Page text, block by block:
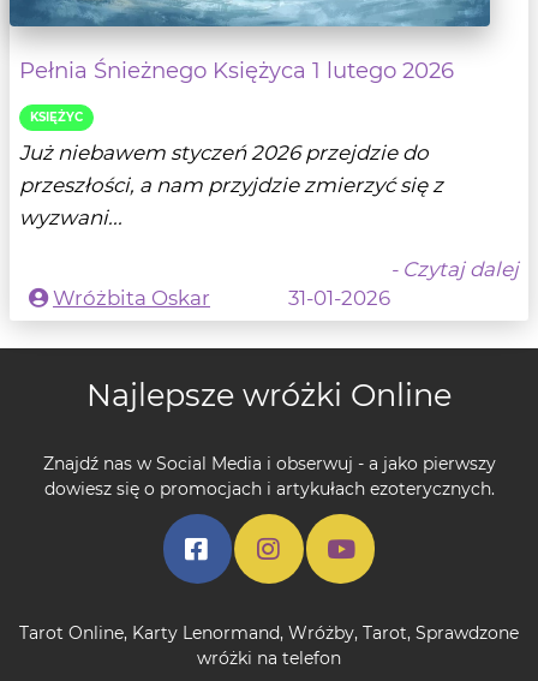
Pełnia Śnieżnego Księżyca 1 lutego 2026
KSIĘŻYC
Już niebawem styczeń 2026 przejdzie do
przeszłości, a nam przyjdzie zmierzyć się z
wyzwani...
- Czytaj dalej
Wróżbita Oskar
31-01-2026
Najlepsze wróżki Online
Znajdź nas w Social Media i obserwuj - a jako pierwszy
dowiesz się o promocjach i artykułach ezoterycznych.
Tarot Online, Karty Lenormand, Wróżby, Tarot, Sprawdzone
wróżki na telefon